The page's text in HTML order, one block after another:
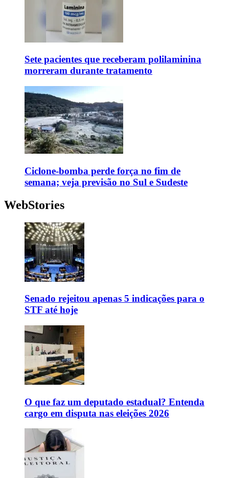
Sete pacientes que receberam polilaminina
morreram durante tratamento
Ciclone-bomba perde força no fim de
semana; veja previsão no Sul e Sudeste
WebStories
Senado rejeitou apenas 5 indicações para o
STF até hoje
O que faz um deputado estadual? Entenda
cargo em disputa nas eleições 2026